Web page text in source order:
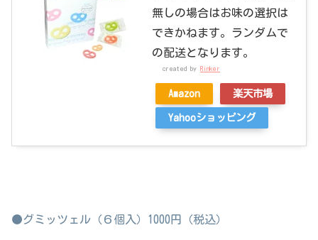
無しの場合はお味の選択は
できかねます。ランダムで
の配送となります。
created by Rinker
Amazon 楽天市場
Yahooショッピング
●グミッツェル（６個入）1000円（税込）